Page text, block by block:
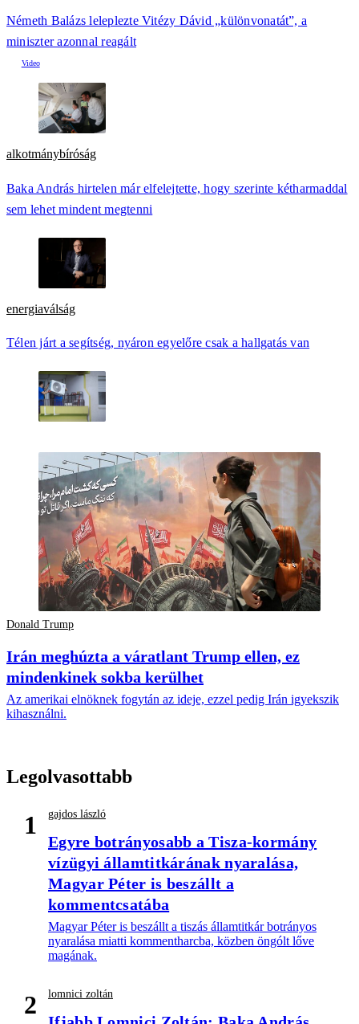
Németh Balázs leleplezte Vitézy Dávid „különvonatát”, a
miniszter azonnal reagált
alkotmánybíróság
Baka András hirtelen már elfelejtette, hogy szerinte kétharmaddal
sem lehet mindent megtenni
energiaválság
Télen járt a segítség, nyáron egyelőre csak a hallgatás van
Donald Trump
Irán meghúzta a váratlant Trump ellen, ez
mindenkinek sokba kerülhet
Az amerikai elnöknek fogytán az ideje, ezzel pedig Irán igyekszik
kihasználni.
Legolvasottabb
1 gajdos lászló
Egyre botrányosabb a Tisza-kormány
vízügyi államtitkárának nyaralása,
Magyar Péter is beszállt a
kommentcsatába
Magyar Péter is beszállt a tiszás államtitkár botrányos
nyaralása miatti kommentharcba, közben öngólt lőve
magának.
2 lomnici zoltán